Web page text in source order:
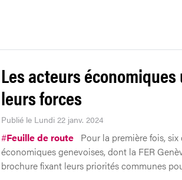
Les acteurs
leurs forces
Publié le Lundi 22 janv. 2024
#Feuille de route Pour la première fois,
économiques genevoises, dont la FER
brochure fixant leurs priorités communes